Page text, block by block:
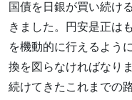
国債を日銀が買い続け
きました。円安是正は
を機動的に行えるよう
換を図らなければなり
続けてきたこれまでの